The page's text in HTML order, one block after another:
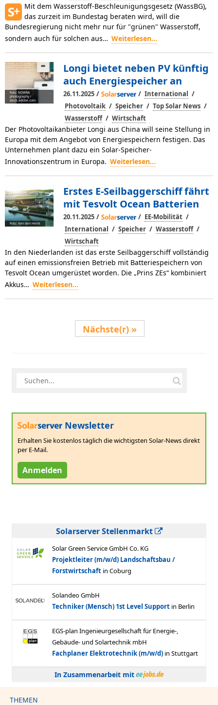
Mit dem Wasserstoff-Beschleunigungsgesetz (WassBG),
das zurzeit im Bundestag beraten wird, will die
Bundesregierung nicht mehr nur für "grünen" Wasserstoff,
sondern auch für solchen aus… Weiterlesen...
Foto: NOWRA
photography /
stock.adobe.com
Longi bietet neben PV künftig
auch Energiespeicher an
26.11.2025 / / International /
Photovoltaik / Speicher / Top Solar News /
Wasserstoff / Wirtschaft
Der Photovoltaikanbieter Longi aus China will seine Stellung in
Europa mit dem Angebot von Energiespeichern festigen. Das
Unternehmen plant dazu ein Solar-Speicher-
Innovationszentrum in Europa. Weiterlesen...
Foto: Van den Herik
Erstes E-Seilbaggerschiff fährt
mit Tesvolt Ocean Batterien
20.11.2025 / / EE-Mobilität /
International / Speicher / Wasserstoff /
Wirtschaft
In den Niederlanden ist das erste Seilbaggerschiff vollständig
auf einen emissionsfreien Betrieb mit Batteriespeichern von
Tesvolt Ocean umgerüstet worden. Die „Prins ZEs“ kombiniert
Akkus… Weiterlesen...
Nächste(r)
Newsletter
Erhalten Sie kostenlos täglich die wichtigsten Solar-News direkt
per E-Mail.
Anmelden
Solarserver Stellenmarkt
In Zusammenarbeit mit
THEMEN